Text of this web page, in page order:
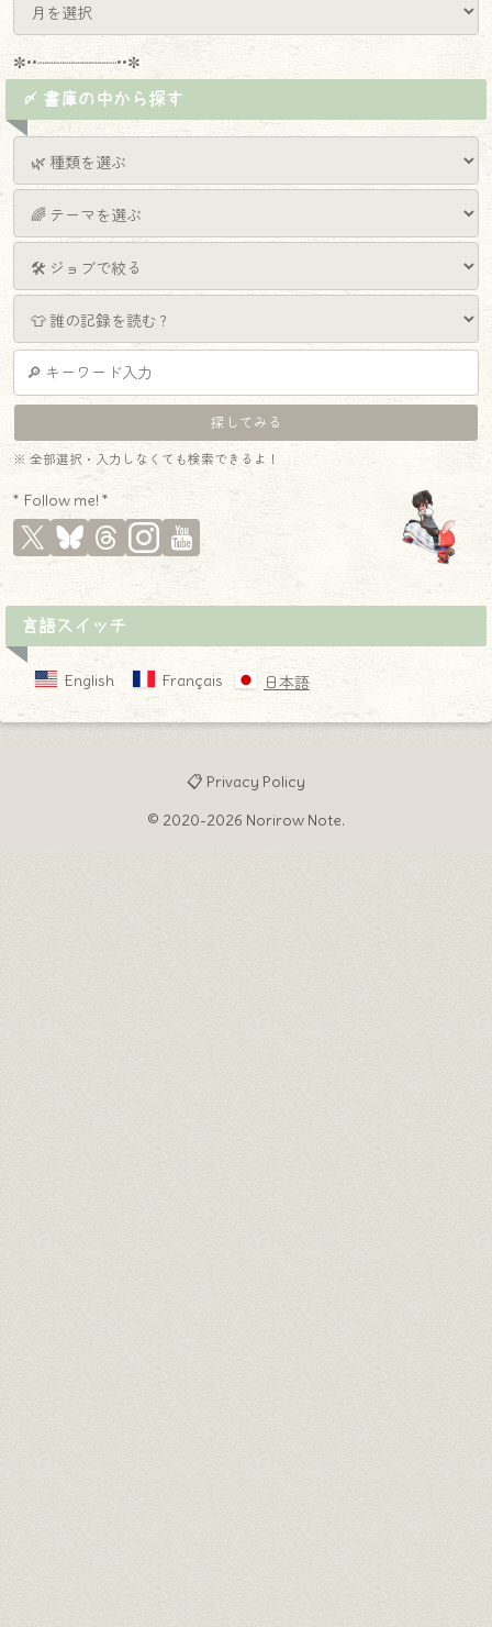
✼••┈┈┈┈┈┈┈┈┈••✼
〆 書庫の中から探す
※ 全部選択・入力しなくても検索できるよ！
* Follow me! *
言語スイッチ
English Français 日本語
📋 Privacy Policy
© 2020-2026 Norirow Note.